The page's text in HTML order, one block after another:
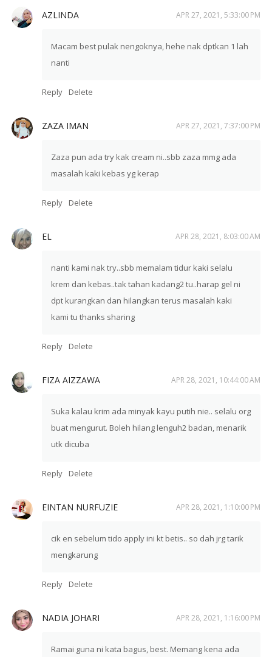
AZLINDA APR 27, 2021, 5:33:00 PM
Macam best pulak nengoknya, hehe nak dptkan 1 lah
nanti
Reply Delete
ZAZA IMAN APR 27, 2021, 7:37:00 PM
Zaza pun ada try kak cream ni..sbb zaza mmg ada
masalah kaki kebas yg kerap
Reply Delete
EL APR 28, 2021, 8:03:00 AM
nanti kami nak try..sbb memalam tidur kaki selalu
krem dan kebas..tak tahan kadang2 tu..harap gel ni
dpt kurangkan dan hilangkan terus masalah kaki
kami tu thanks sharing
Reply Delete
FIZA AIZZAWA APR 28, 2021, 10:44:00 AM
Suka kalau krim ada minyak kayu putih nie.. selalu org
buat mengurut. Boleh hilang lenguh2 badan, menarik
utk dicuba
Reply Delete
EINTAN NURFUZIE APR 28, 2021, 1:10:00 PM
cik en sebelum tido apply ini kt betis.. so dah jrg tarik
mengkarung
Reply Delete
NADIA JOHARI APR 28, 2021, 1:16:00 PM
Ramai guna ni kata bagus, best. Memang kena ada